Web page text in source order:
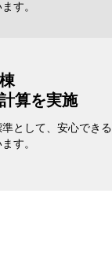
す。
算を実施
として、安心できる
す。